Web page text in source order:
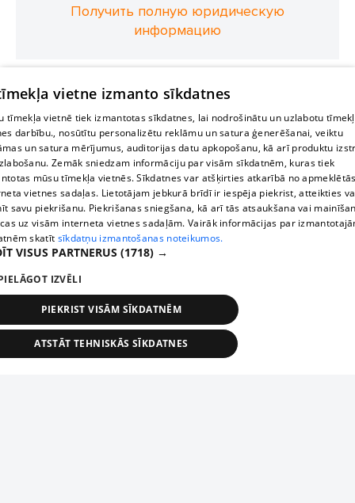
Получить полную юридическую
информацию
vietne izmanto sīkdatnes
tīmekļa vietnē tiek izmantotas sīkdatnes, lai nodrošinātu un uzlabotu
darbību., nosūtītu personalizētu reklāmu un satura ģenerēšanai, veiktu
un satura mērījumus, auditorijas datu apkopošanu, kā arī produktu
Zemāk sniedzam informāciju par visām sīkdatnēm, kuras tiek
mūsu tīmekļa vietnēs. Sīkdatnes var atšķirties atkarībā no
vietnes sadaļas. Lietotājam jebkurā brīdī ir iespēja piekrist, atteikties
savu piekrišanu. Piekrišanas sniegšana, kā arī tās atsaukšana vai
uz visām interneta vietnes sadaļām. Vairāk informācijas par
skatīt sīkdatņu izmantošanas noteikumos.
VISUS PARTNERUS (1718) →
IZVĒLI
PIEKRIST VISĀM SĪKDATNĒM
ATSTĀT TEHNISKĀS SĪKDATNES